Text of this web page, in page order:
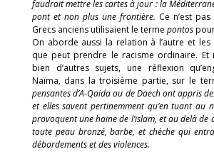
faudrait mettre les cartes à jour : la
pont et non plus une frontière. Ce n’est
Grecs anciens utilisaient le terme pontos
On aborde aussi la relation à l’autre et
que peut prendre le racisme ordinaire. Et
bien d’autres sujets, une réflexion
Naïma, dans la troisième partie, sur le
pensantes d’A-Qaida ou de Daech ont appris
et elles savent pertinemment qu’en tuant au
provoquent une haine de l’islam, et au delà de
toute peau bronzé, barbe, et chèche qui
débordements et des violences.